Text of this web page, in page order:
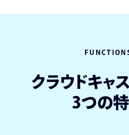
クラウドキャ
3つの